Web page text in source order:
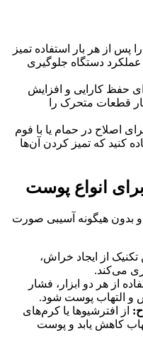
را پس از هر بار استفاده تمیز
عملکرد دستگاه جلوگیری
حفظ کارایی و افزایش
قطعات متحرک را
اصلاح در حمام یا با فوم
کنید که تمیز کردن آن‌ها
انواع پوست
و بدون هیگونه آسیبی صورت
تکنیک از ایجاد خراش،
می‌کند.
از هر دو ابزار، فشار
و التهاب پوست شود.
از افترشیوها یا کرم‌های
کاهش یابد و پوست